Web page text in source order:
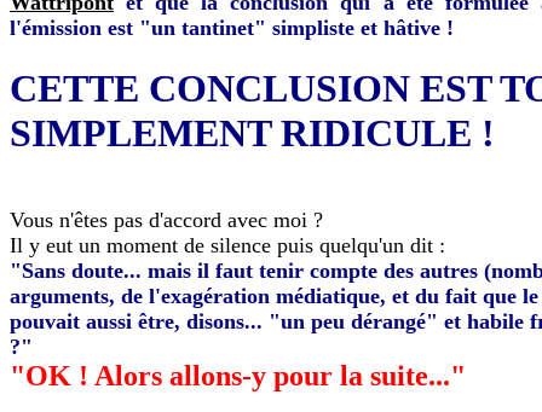
l'émission est "un tantinet" simpliste et hâtive !
CETTE CONCLUSION EST
SIMPLEMENT RIDICULE !
Vous n'êtes pas d'accord avec moi ?
Il y eut un moment de silence puis quelqu'un dit :
"Sans doute... mais il faut tenir compte des autres
arguments, de l'exagération médiatique, et du fait que
pouvait aussi être, disons... "un peu dérangé" et habile
?"
"OK ! Alors allons-y pour la suite..."